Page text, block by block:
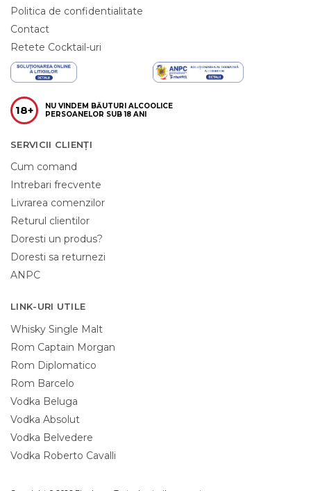
Politica de confidentialitate
Contact
Retete Cocktail-uri
18+
NU VINDEM BĂUTURI ALCOOLICE
PERSOANELOR SUB 18 ANI
SERVICII CLIENȚI
Cum comand
Intrebari frecvente
Livrarea comenzilor
Returul clientilor
Doresti un produs?
Doresti sa returnezi
ANPC
LINK-URI UTILE
Whisky Single Malt
Rom Captain Morgan
Rom Diplomatico
Rom Barcelo
Vodka Beluga
Vodka Absolut
Vodka Belvedere
Vodka Roberto Cavalli